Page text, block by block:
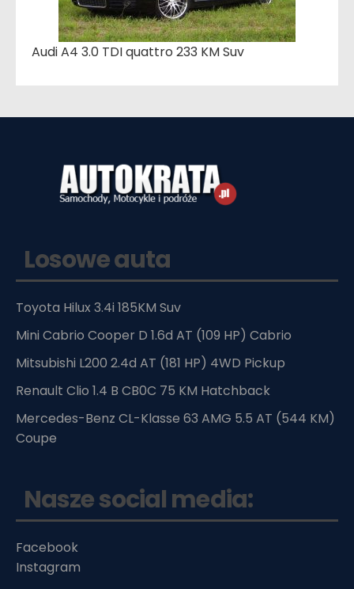
Audi A4 3.0 TDI quattro 233 KM Suv
Losowe auta
Toyota Hilux 3.4i 185KM Suv
Mini Cabrio Cooper D 1.6d AT (109 HP) Cabrio
Mitsubishi L200 2.4d AT (181 HP) 4WD Pickup
Renault Clio 1.4 B CB0C 75 KM Hatchback
Mercedes-Benz CL-Klasse 63 AMG 5.5 AT (544 KM)
Coupe
Nasze social media:
Facebook
Instagram